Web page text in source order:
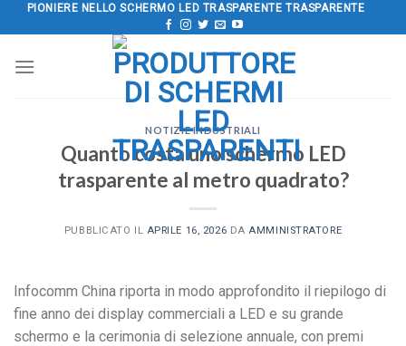
Salta
al
PIONIERE NELLO SCHERMO LED TRASPARENTE TRASPARENTE
NOTIZIE INDUSTRIALI
Quanto costa uno schermo LED
trasparente al metro quadrato?
PUBBLICATO IL APRILE 16, 2026 DAAMMINISTRATORE
Infocomm China riporta in modo approfondito il riepilogo di
fine anno dei display commerciali a LED e su grande
schermo e la cerimonia di selezione annuale, con premi